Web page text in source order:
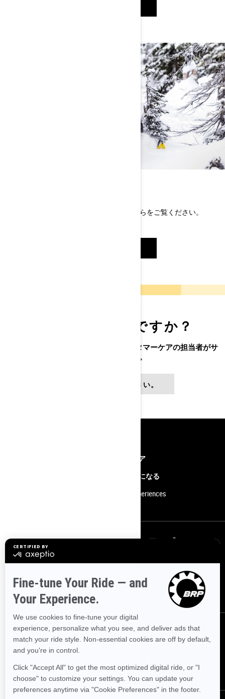
リコール対象のスノーモービル情報はこちらをご覧ください。
サポートが必要ですか？
わからないことはありませんか？カスタマーケアの担当者がサ
ポートいたします。
BRPまでご連絡ください。
キャリア
販売店になる
BRP Experiences
ニュースレターにサインアップ
最新のニュース、イベント、特典についてご覧ください。
申し込む
フォローする